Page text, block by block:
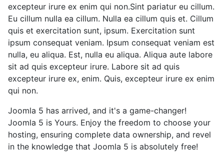
excepteur irure ex enim qui non.Sint pariatur eu cillum.
Eu cillum nulla ea cillum. Nulla ea cillum quis et. Cillum
quis et exercitation sunt, ipsum. Exercitation sunt
ipsum consequat veniam. Ipsum consequat veniam est
nulla, eu aliqua. Est, nulla eu aliqua. Aliqua aute labore
sit ad quis excepteur irure. Labore sit ad quis
excepteur irure ex, enim. Quis, excepteur irure ex enim
qui non.
Joomla 5 has arrived, and it's a game-changer!
Joomla 5 is Yours. Enjoy the freedom to choose your
hosting, ensuring complete data ownership, and revel
in the knowledge that Joomla 5 is absolutely free!